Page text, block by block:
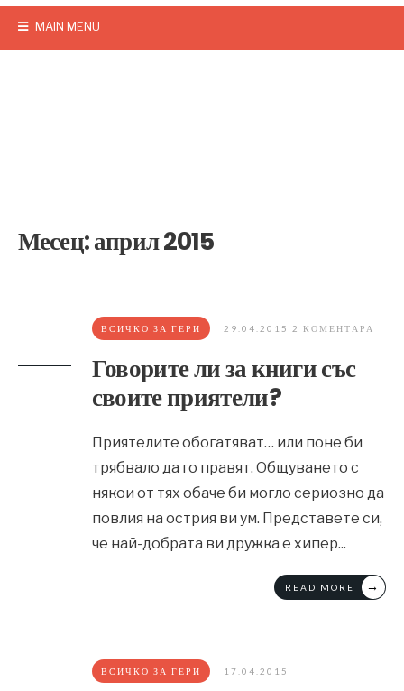
MAIN MENU
Месец:април 2015
ВСИЧКО ЗА ГЕРИ 29.04.2015 2 КОМЕНТАРА
Говорите ли за книги със
своите приятели?
Приятелите обогатяват… или поне би
трябвало да го правят. Общуването с
някои от тях обаче би могло сериозно да
повлия на острия ви ум. Представете си,
че най-добрата ви дружка е хипер...
READ MORE →
ВСИЧКО ЗА ГЕРИ 17.04.2015